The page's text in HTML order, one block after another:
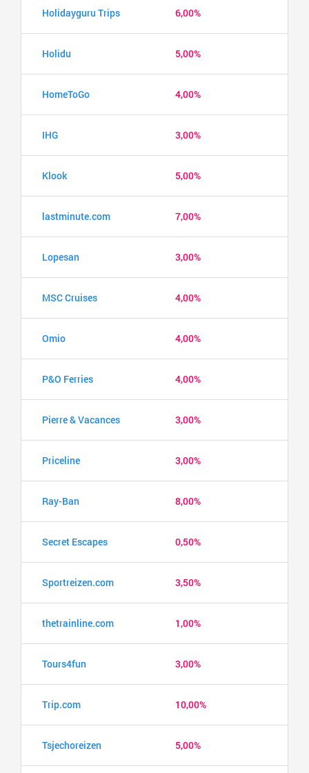
Holidayguru Trips 6,00%
Holidu 5,00%
HomeToGo 4,00%
IHG 3,00%
Klook 5,00%
lastminute.com 7,00%
Lopesan 3,00%
MSC Cruises 4,00%
Omio 4,00%
P&O Ferries 4,00%
Pierre & Vacances 3,00%
Priceline 3,00%
Ray-Ban 8,00%
Secret Escapes 0,50%
Sportreizen.com 3,50%
thetrainline.com 1,00%
Tours4fun 3,00%
Trip.com 10,00%
Tsjechoreizen 5,00%